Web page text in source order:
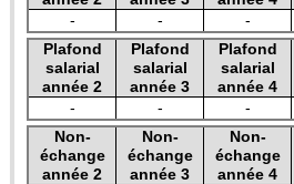
-
- -
Plafond
salarial
année 2
Plafond
salarial
année 3
Plafond
salarial
année 4
-
- -
Non-
échange
année 2
Non-
échange
année 3
Non-
échange
année 4